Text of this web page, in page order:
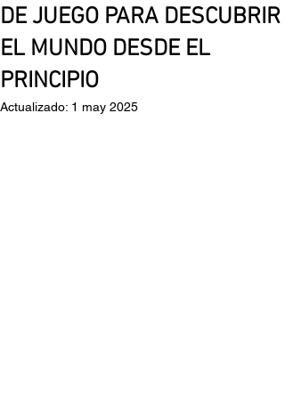
DE JUEGO PARA DESCUBRIR
EL MUNDO DESDE EL
PRINCIPIO
Actualizado: 1 may 2025